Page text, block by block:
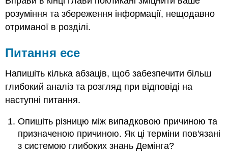
Обговорення
розуміння та збереження інформації, нещодавно
отриманої в розділі.
Питання есе
Напишіть кілька абзаців, щоб забезпечити більш
глибокий аналіз та розгляд при відповіді на
наступні питання.
Опишіть різницю між випадковою причиною та
призначеною причиною. Як ці терміни пов'язані
з системою глибоких знань Демінга?